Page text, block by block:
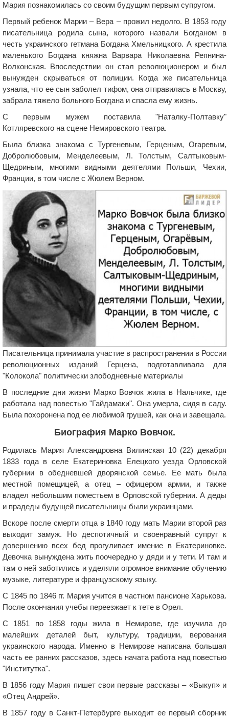
Мария познакомилась со своим будущим первым супругом.
Первый ребенок Марии – Вера – прожил недолго. В 1853 году
писательница родила сына, которого назвали Богданом в
честь украинского гетмана Богдана Хмельницкого. А крестила
маленького Богдана княжна Варвара Николаевна Репнина-
Волконская. Впоследствии он стал революционером и был
вынужден скрываться от полиции. Когда же писательница
узнала, что ее сын заболел тифом, она отправилась в Москву,
забрала тяжело больного Богдана и спасла ему жизнь.
С первым мужем поставила "Наталку-Полтавку"
Котляревского на сцене Немировского театра.
Была близка знакома с Тургеневым, Герценым, Огаревым,
Добролюбовым, Менделеевым, Л. Толстым, Салтыковым-
Щедриным, многими видными деятелями Польши, Чехии,
Франции, в том числе с Жюлем Верном.
Писательница принимала участие в распространении в России
революционных изданий Герцена, подготавливала для
"Колокола" политически злободневные материалы
В последние дни жизни Марко Вовчок жила в Нальчике, где
работала над повестью "Гайдамаки". Она умерла, сидя в саду.
Была похоронена под ее любимой грушей, как она и завещала.
Биография Марко Вовчок.
Родилась Мария Александровна Вилинская 10 (22) декабря
1833 года в селе Екатериновка Елецкого уезда Орловской
губернии в обедневшей дворянской семье. Ее мать была
местной помещицей, а отец – офицером армии, и также
владел небольшим поместьем в Орловской губернии. А деды
и прадеды будущей писательницы были украинцами.
Вскоре после смерти отца в 1840 году мать Марии второй раз
выходит замуж. Но деспотичный и своенравный супруг к
довершению всех бед прогуливает имение в Екатериновке.
Девочка вынуждена жить поочередно у дяди и у тети. И там и
там о ней заботились и уделяли огромное внимание обучению
музыке, литературе и французскому языку.
С 1845 по 1846 гг. Мария учится в частном пансионе Харькова.
После окончания учебы переезжает к тете в Орел.
С 1851 по 1858 годы жила в Немирове, где изучила до
малейших деталей быт, культуру, традиции, верования
украинского народа. Именно в Немирове написана большая
часть ее ранних рассказов, здесь начата работа над повестью
"Институтка".
В 1856 году Мария пишет свои первые рассказы – «Выкуп» и
«Отец Андрей».
В 1857 году в Санкт-Петербурге выходит ее первый сборник